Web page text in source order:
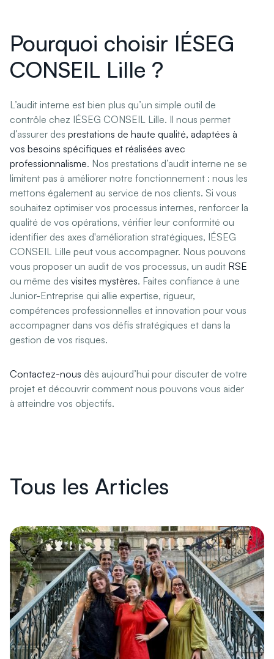
Pourquoi choisir IÉSEG
CONSEIL Lille ?
L’audit interne est bien plus qu’un simple outil de
contrôle chez IÉSEG CONSEIL Lille. Il nous permet
d’assurer des prestations de haute qualité, adaptées à
vos besoins spécifiques et réalisées avec
professionnalisme. Nos prestations d’audit interne ne se
limitent pas à améliorer notre fonctionnement : nous les
mettons également au service de nos clients. Si vous
souhaitez optimiser vos processus internes, renforcer la
qualité de vos opérations, vérifier leur conformité ou
identifier des axes d'amélioration stratégiques, IÉSEG
CONSEIL Lille peut vous accompagner. Nous pouvons
vous proposer un audit de vos processus, un audit RSE
ou même des visites mystères. Faites confiance à une
Junior-Entreprise qui allie expertise, rigueur,
compétences professionnelles et innovation pour vous
accompagner dans vos défis stratégiques et dans la
gestion de vos risques.
Contactez-nous dès aujourd’hui pour discuter de votre
projet et découvrir comment nous pouvons vous aider
à atteindre vos objectifs.
Tous les Articles